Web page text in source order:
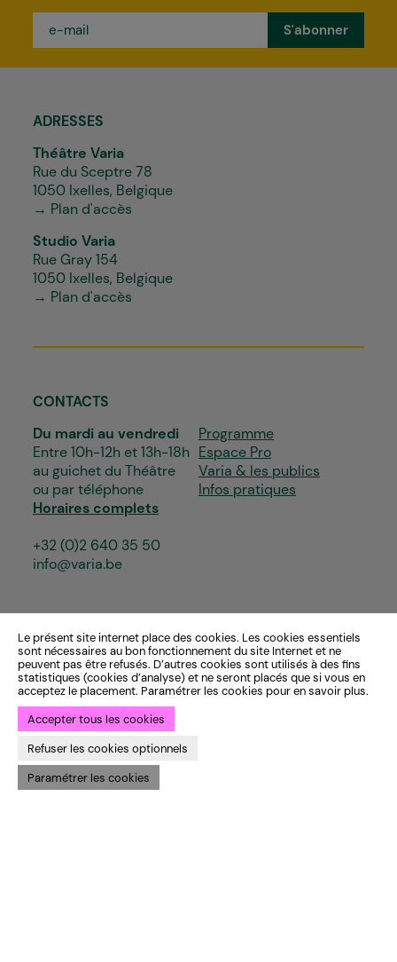
Le présent site internet place des cookies. Les cookies essentiels
sont nécessaires au bon fonctionnement du site Internet et ne
peuvent pas être refusés. D’autres cookies sont utilisés à des fins
statistiques (cookies d’analyse) et ne seront placés que si vous en
acceptez le placement. Paramétrer les cookies pour en savoir plus.
Accepter tous les cookies
Refuser les cookies optionnels
Paramétrer les cookies
mail
ADRESSES
Théâtre Varia
Rue du Sceptre 78
1050 Ixelles, Belgique
→ Plan d'accès
Studio Varia
Rue Gray 154
1050 Ixelles, Belgique
→ Plan d'accès
CONTACTS
Du mardi au vendredi
Entre 10h-12h et 13h-18h
au guichet du Théâtre
ou par téléphone
Horaires complets
+32 (0)2 640 35 50
info@varia.be
Programme
Espace Pro
Varia & les publics
Infos pratiques